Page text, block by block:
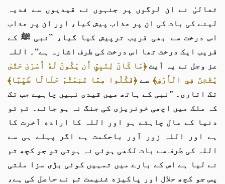
تعالیٰ نے ان لوگوں پر جنہوں نے قیدیوں سے فدیہ
لینے کی بات کی ان پر عذاب پیش کیا، اور ان پر عذاب
اس درخت سے بھی قریب ترپیش کیا گیا، ’’نبی ﷺ کے
قریب ایک درخت تھا اس درخت کی طرف اشارہ ہے‘‘۔ اللہ
عز وجل نے یہ آیت﴿مَا كَانَ لِنَبِيٍّ أَن يَكُونَ لَهُ أَسْرَىٰ حَتَّىٰ
يُثْخِنَ فِي الْأَرْضِ﴾سے﴿فَكُلُوا مِمَّا غَنِمْتُمْ حَلَالًا طَيِّبًا﴾
تک اتاری۔ ”نبی کے ہاتھ میں قیدی نہیں چاہیے جب تک
کہ ملک میں اچھی خونریزی کی جنگ نہ ہو جائے۔ تم تو
دنیا کے مال چاہتے ہو اور اللہ کا اراده آخرت کا
ہے اور اللہ زور آور باحکمت ہے اگر پہلے ہی سے
اللہ کی طرف سے بات لکھی ہوئی نہ ہوتی تو جو کچھ تم
نے لیا ہے اس کے بارے میں تمہیں کوئی بڑی سزا ملتی
پس جو کچھ حلال اور پاکیزه غنیمت تم نے حاصل کی ہے،